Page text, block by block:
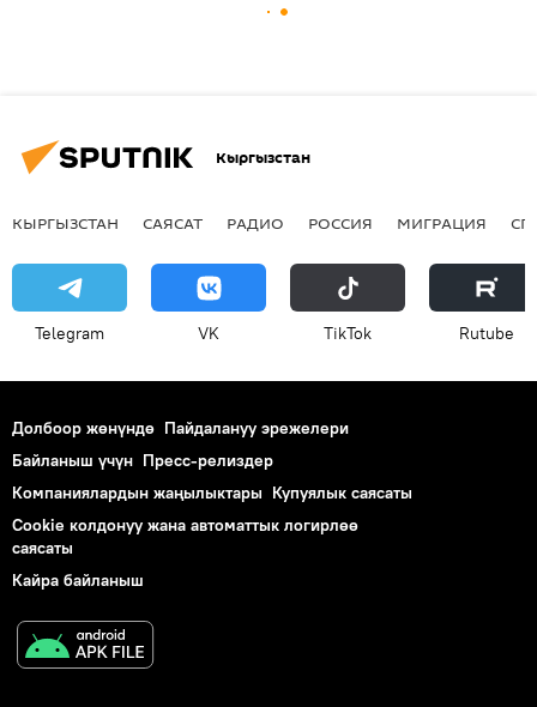
Кыргызстан
КЫРГЫЗСТАН САЯСАТ РАДИО РОССИЯ МИГРАЦИЯ
Telegram VK ТikТоk Rutube
Долбоор жөнүндө Пайдалануу эрежелери
Байланыш үчүн Пресс-релиздер
Компаниялардын жаңылыктары Купуялык саясаты
Cookie колдонуу жана автоматтык логирлөө
саясаты
Кайра байланыш